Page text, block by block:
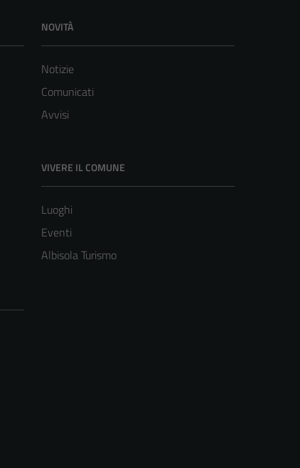
NOVITÀ
Notizie
Comunicati
Avvisi
VIVERE IL COMUNE
Luoghi
Eventi
Albisola Turismo